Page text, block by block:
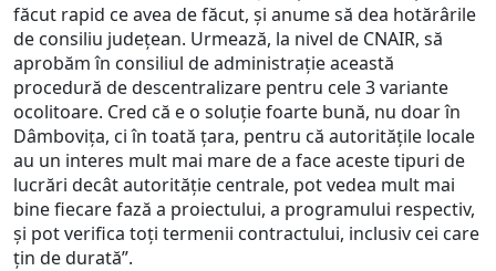
făcut rapid ce avea de făcut, și anume să dea hotărârile
de consiliu județean. Urmează, la nivel de CNAIR, să
aprobăm în consiliul de administrație această
procedură de descentralizare pentru cele 3 variante
ocolitoare. Cred că e o soluție foarte bună, nu doar în
Dâmbovița, ci în toată țara, pentru că autoritățile locale
au un interes mult mai mare de a face aceste tipuri de
lucrări decât autorităție centrale, pot vedea mult mai
bine fiecare fază a proiectului, a programului respectiv,
și pot verifica toți termenii contractului, inclusiv cei care
țin de durată”.